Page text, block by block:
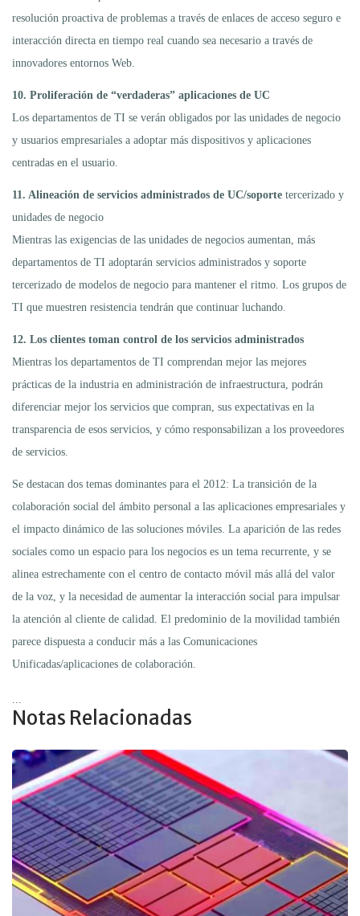
resolución proactiva de problemas a través de enlaces de acceso seguro e
interacción directa en tiempo real cuando sea necesario a través de
innovadores entornos Web.
10. Proliferación de “verdaderas” aplicaciones de UC
Los departamentos de TI se verán obligados por las unidades de negocio
y usuarios empresariales a adoptar más dispositivos y aplicaciones
centradas en el usuario.
11. Alineación de servicios administrados de UC/soporte tercerizado y
unidades de negocio
Mientras las exigencias de las unidades de negocios aumentan, más
departamentos de TI adoptarán servicios administrados y soporte
tercerizado de modelos de negocio para mantener el ritmo. Los grupos de
TI que muestren resistencia tendrán que continuar luchando.
12. Los clientes toman control de los servicios administrados
Mientras los departamentos de TI comprendan mejor las mejores
prácticas de la industria en administración de infraestructura, podrán
diferenciar mejor los servicios que compran, sus expectativas en la
transparencia de esos servicios, y cómo responsabilizan a los proveedores
de servicios.
Se destacan dos temas dominantes para el 2012: La transición de la
colaboración social del ámbito personal a las aplicaciones empresariales y
el impacto dinámico de las soluciones móviles. La aparición de las redes
sociales como un espacio para los negocios es un tema recurrente, y se
alinea estrechamente con el centro de contacto móvil más allá del valor
de la voz, y la necesidad de aumentar la interacción social para impulsar
la atención al cliente de calidad. El predominio de la movilidad también
parece dispuesta a conducir más a las Comunicaciones
Unificadas/aplicaciones de colaboración.
Notas Relacionadas